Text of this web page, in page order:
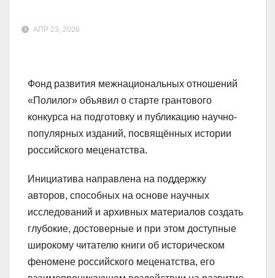
АПР 23, 2026
Фонд развития межнациональных отношений
«Полилог» объявил о старте грантового
конкурса на подготовку и публикацию научно-
популярных изданий, посвящённых истории
российского меценатства.
Инициатива направлена на поддержку
авторов, способных на основе научных
исследований и архивных материалов создать
глубокие, достоверные и при этом доступные
широкому читателю книги об историческом
феномене российского меценатства, его